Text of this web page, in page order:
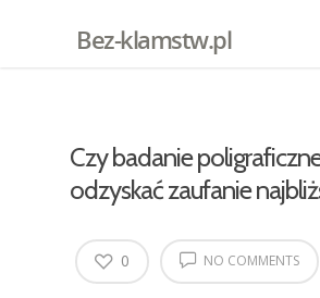
Bez-klamstw.pl
Czy badanie
odzyskać zaufanie
NO COMMENTS
0